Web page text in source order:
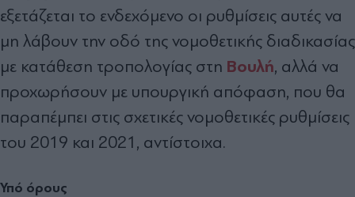
εξετάζεται το ενδεχόμενο οι ρυθμίσεις αυτές να
μη λάβουν την οδό της νομοθετικής διαδικασίας
με κατάθεση τροπολογίας στη Βουλή, αλλά να
προχωρήσουν με υπουργική απόφαση, που θα
παραπέμπει στις σχετικές νομοθετικές ρυθμίσεις
του 2019 και 2021, αντίστοιχα.
Υπό όρους